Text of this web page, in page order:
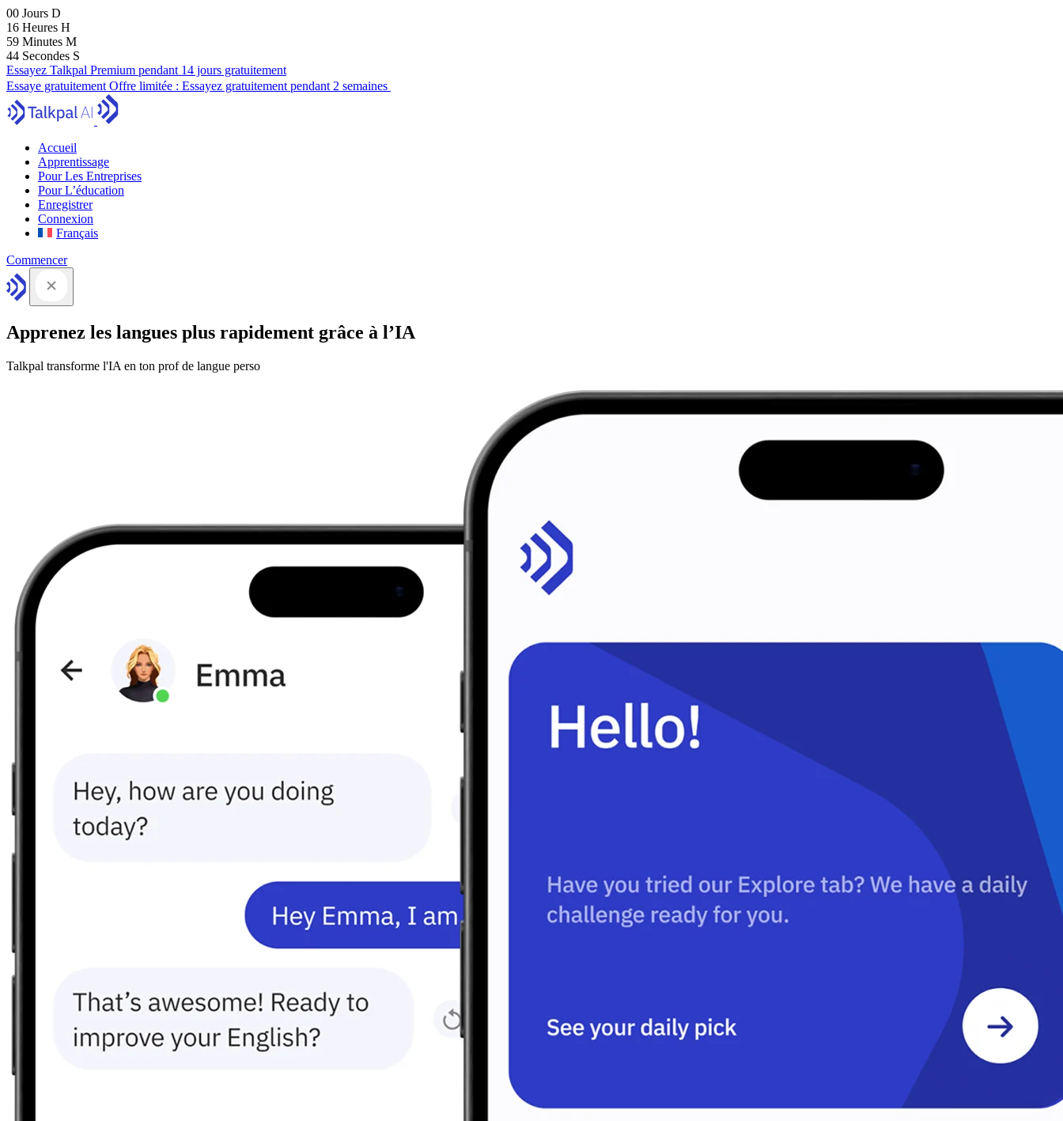
00 Jours D
16 Heures H
59 Minutes M
43 Secondes S
Essayez Talkpal Premium pendant 14 jours gratuitement
Essaye gratuitement Offre limitée : Essayez gratuitement pendant 2 semaines
Accueil
Apprentissage
Pour Les Entreprises
Pour L’éducation
Enregistrer
Connexion
Français
Commencer
Apprenez les langues plus rapidement grâce à l’IA
Talkpal transforme l'IA en ton prof de langue perso